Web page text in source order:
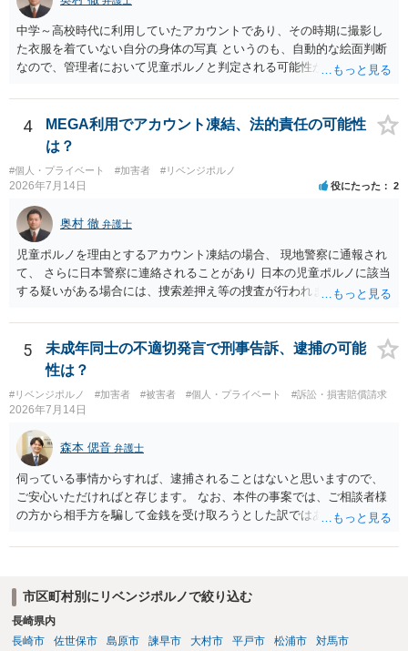
中学～高校時代に利用していたアカウントであり、その時期に撮影し
た衣服を着ていない自分の身体の写真 というのも、自動的な絵面判断
なので、管理者において児童ポルノと判定される可能性があります。
4
MEGA利用でアカウント凍結、法的責任の可能性
は？
#個人・プライベート #加害者 #リベンジポルノ
2026年7月14日 役にたった 2
奥村 徹 弁護士
児童ポルノを理由とするアカウント凍結の場合、 現地警察に通報され
て、 さらに日本警察に連絡されることがあり 日本の児童ポルノに該当
する疑いがある場合には、捜索差押え等の捜査が行われます。 実際に
ください。
5
未成年同士の不適切発言で刑事告訴、逮捕の可能
性は？
#リベンジポルノ #加害者 #被害者 #個人・プライベート #訴訟・損害賠償請求
2026年7月14日
森本 偲音 弁護士
伺っている事情からすれば、逮捕されることはないと思いますので、
ご安心いただければと存じます。 なお、本件の事案では、ご相談者様
の方から相手方を騙して金銭を受け取ろうとした訳ではありませんの
市区町村別にリベンジポルノで絞り込む
長崎県内
長崎市
佐世保市 島原市 諫早市 大村市 平戸市 松浦市
対馬市